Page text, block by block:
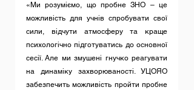
«Ми розуміємо, що пробне ЗНО – це
можливість для учнів спробувати свої
сили, відчути атмосферу та краще
психологічно підготуватись до основної
сесії. Але ми змушені гнучко реагувати
на динаміку захворюваності. УЦОЯО
забезпечить можливість пройти пробне